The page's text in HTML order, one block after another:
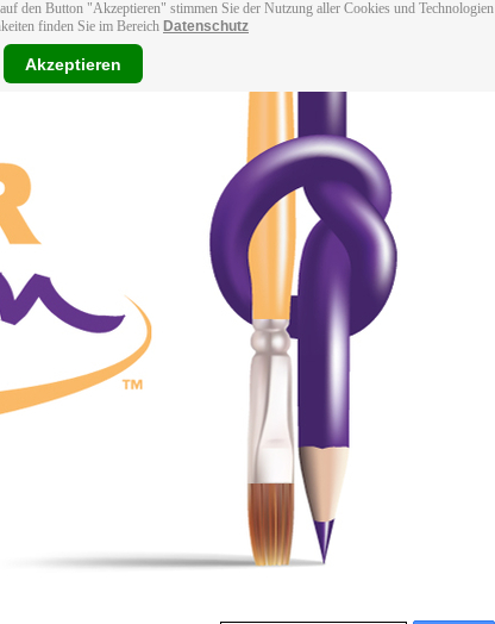
den Button "Akzeptieren" stimmen Sie der Nutzung aller Cookies und Technologien
finden Sie im Bereich Datenschutz
Akzeptieren